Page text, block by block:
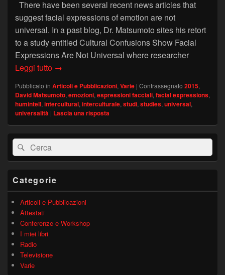
There have been several recent news articles that
suggest facial expressions of emotion are not
universal. In a past blog, Dr. Matsumoto sites his retort
to a study entitled Cultural Confusions Show Facial
Expressions Are Not Universal where researcher
Leggi tutto David Matsumoto’s blog: Facial Expressions
→
Pubblicato in Articoli e Pubblicazioni,Varie | Contrassegnato 2015,
David Matsumoto,emozioni,espressioni facciali,facial expressions,
humintell,intercultural,interculturale,studi,studies,universal,
universalità | Lascia una risposta
Area
widget
barra
Cerca:Cerca
Categorie
Articoli e Pubblicazioni
Attestati
Conferenze e Workshop
I miei libri
Radio
Televisione
Varie